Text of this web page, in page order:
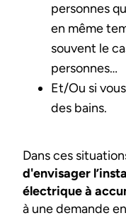
personnes
en même
souvent le
personnes…
Et/Ou si
des bains.
Dans ces
d'envisager
électrique à
à une demande